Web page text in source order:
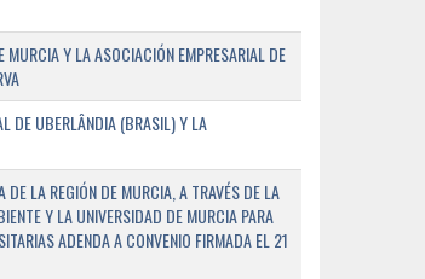
Y LA ASOCIACIÓN EMPRESARIAL DE
DE UBERLÂNDIA (BRASIL) Y LA
LA REGIÓN DE MURCIA, A TRAVÉS DE LA
Y LA UNIVERSIDAD DE MURCIA PARA
ADENDA A CONVENIO FIRMADA EL 21